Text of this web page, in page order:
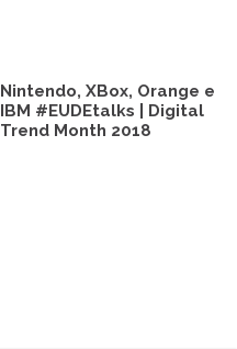
Nintendo, XBox, Orange e
IBM #EUDEtalks | Digital
Trend Month 2018